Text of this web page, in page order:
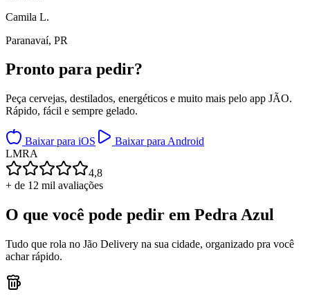
Camila L.
Paranavaí, PR
Pronto para pedir?
Peça cervejas, destilados, energéticos e muito mais pelo app JÃO.
Rápido, fácil e sempre gelado.
Baixar para iOS
Baixar para Android
LMRA
4,8
+ de 12 mil avaliações
O que você pode pedir em Pedra Azul
Tudo que rola no Jão Delivery na sua cidade, organizado pra você
achar rápido.